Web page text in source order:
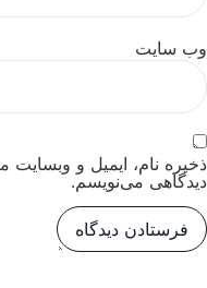
وب‌ سایت
ذخیره نام، ایمیل و وبسایت
دیدگاهی می‌نویسم.